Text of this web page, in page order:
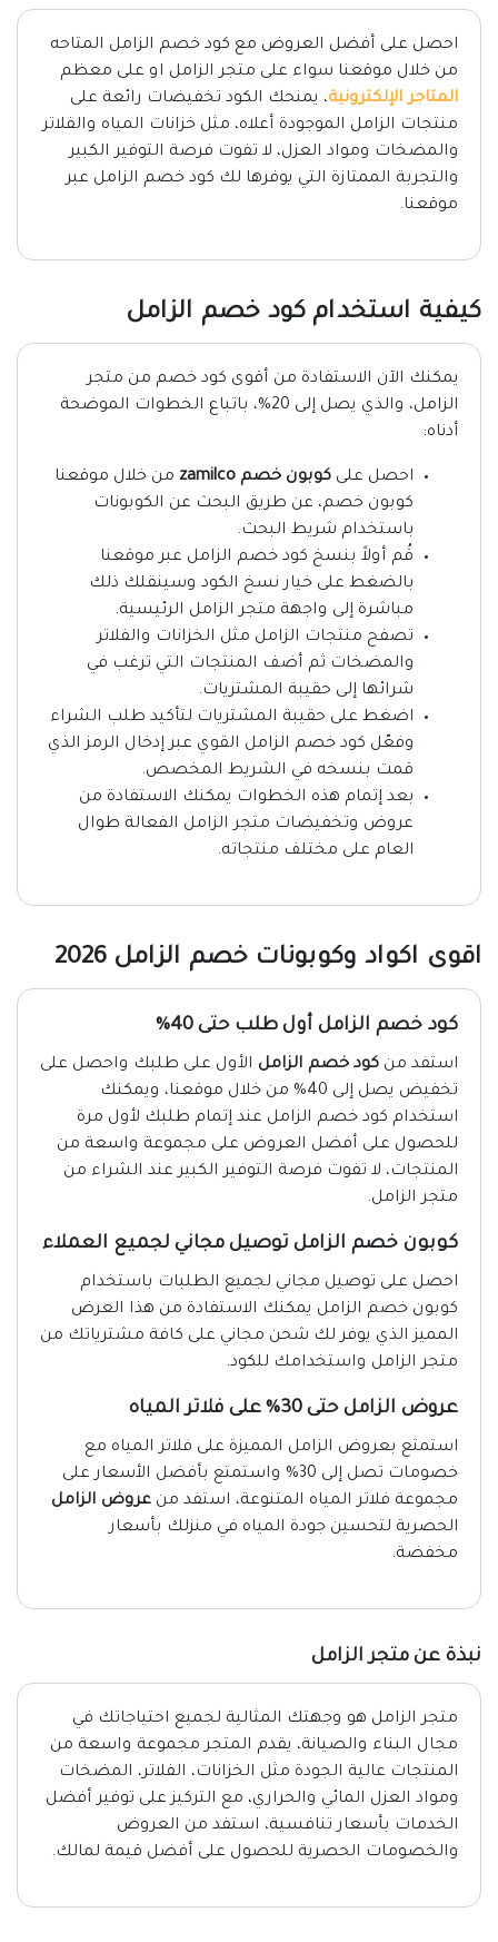
احصل على أفضل العروض مع كود خصم الزامل المتاحه
من خلال موقعنا سواء على متجر الزامل او على معظم
المتاجر الإلكترونية، يمنحك الكود تخفيضات رائعة على
منتجات الزامل الموجودة أعلاه، مثل خزانات المياه والفلاتر
والمضخات ومواد العزل، لا تفوت فرصة التوفير الكبير
والتجربة الممتازة التي يوفرها لك كود خصم الزامل عبر
موقعنا.
كيفية استخدام كود خصم الزامل
يمكنك الآن الاستفادة من أقوى كود خصم من متجر
الزامل، والذي يصل إلى 20%، باتباع الخطوات الموضحة
أدناه:
احصل على كوبون خصم zamilco
من خلال موقعنا
كوبون خصم، عن طريق البحث عن الكوبونات
باستخدام شريط البحث.
قُم أولاً بنسخ كود خصم الزامل عبر موقعنا
بالضغط على خيار نسخ الكود وسينقلك ذلك
مباشرة إلى واجهة متجر الزامل الرئيسية.
تصفح منتجات الزامل مثل الخزانات والفلاتر
والمضخات ثم أضف المنتجات التي ترغب في
شرائها إلى حقيبة المشتريات.
اضغط على حقيبة المشتريات لتأكيد طلب الشراء
وفعّل كود خصم الزامل القوي عبر إدخال الرمز الذي
قمت بنسخه في الشريط المخصص.
بعد إتمام هذه الخطوات يمكنك الاستفادة من
عروض وتخفيضات متجر الزامل الفعالة طوال
العام على مختلف منتجاته.
اقوى اكواد وكوبونات خصم الزامل 2026
كود خصم الزامل أول طلب حتى 40%
استفد من كود خصم الزامل الأول على طلبك واحصل على
تخفيض يصل إلى 40% من خلال موقعنا، ويمكنك
استخدام كود خصم الزامل عند إتمام طلبك لأول مرة
للحصول على أفضل العروض على مجموعة واسعة من
المنتجات، لا تفوت فرصة التوفير الكبير عند الشراء من
متجر الزامل.
كوبون خصم الزامل توصيل مجاني لجميع العملاء
احصل على توصيل مجاني لجميع الطلبات باستخدام
كوبون خصم الزامل يمكنك الاستفادة من هذا العرض
المميز الذي يوفر لك شحن مجاني على كافة مشترياتك من
متجر الزامل واستخدامك للكود.
عروض الزامل حتى 30% على فلاتر المياه
استمتع بعروض الزامل المميزة على فلاتر المياه مع
خصومات تصل إلى 30% واستمتع بأفضل الأسعار على
مجموعة فلاتر المياه المتنوعة، استفد من عروض الزامل
الحصرية لتحسين جودة المياه في منزلك بأسعار
مخفضة.
نبذة عن متجر الزامل
متجر الزامل هو وجهتك المثالية لجميع احتياجاتك في
مجال البناء والصيانة، يقدم المتجر مجموعة واسعة من
المنتجات عالية الجودة مثل الخزانات، الفلاتر، المضخات
ومواد العزل المائي والحراري، مع التركيز على توفير أفضل
الخدمات بأسعار تنافسية، استفد من العروض
والخصومات الحصرية للحصول على أفضل قيمة لمالك.